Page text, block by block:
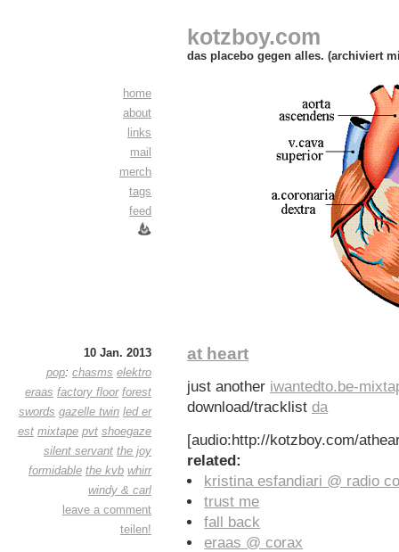
kotzboy.com
das placebo gegen alles. (archiviert
home
about
links
mail
merch
tags
feed
10 Jan. 2013
pop: chasms elektro
eraas factory floor forest
swords gazelle twin led er
est mixtape pvt shoegaze
silent servant the joy
formidable the kvb whirr
windy & carl
leave a comment
teilen!
at heart
just another iwantedto.be-
download/tracklist da
[audio:http://kotzboy.com/
related:
kristina esfandiari @ radio
trust me
fall back
eraas @ corax